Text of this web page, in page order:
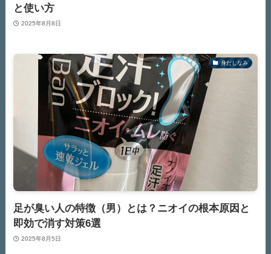
と使い方
2025年8月8日
身だしなみ
足が臭い人の特徴（男）とは？ニオイの根本原因と
即効で消す対策6選
2025年8月5日